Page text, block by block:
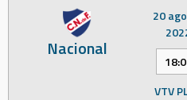
Nacional
20
VTV